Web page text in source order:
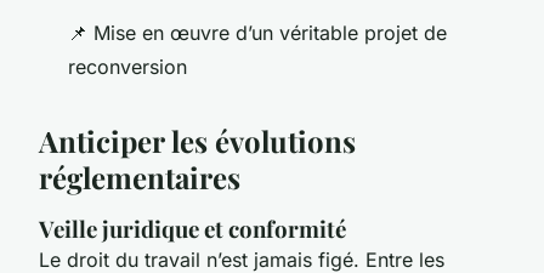
📌 Mise en œuvre d’un véritable projet de
reconversion
Anticiper les évolutions
réglementaires
Veille juridique et conformité
Le droit du travail n’est jamais figé. Entre les